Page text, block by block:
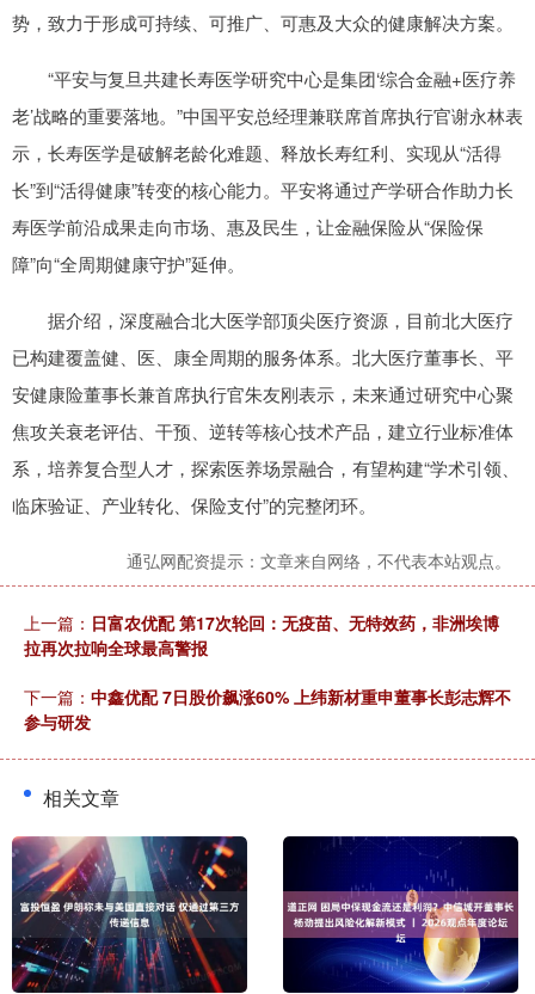
势，致力于形成可持续、可推广、可惠及大众的健康解决方案。
“平安与复旦共建长寿医学研究中心是集团‘综合金融+医疗养
老’战略的重要落地。”中国平安总经理兼联席首席执行官谢永林表
示，长寿医学是破解老龄化难题、释放长寿红利、实现从“活得
长”到“活得健康”转变的核心能力。平安将通过产学研合作助力长
寿医学前沿成果走向市场、惠及民生，让金融保险从“保险保
障”向“全周期健康守护”延伸。
据介绍，深度融合北大医学部顶尖医疗资源，目前北大医疗
已构建覆盖健、医、康全周期的服务体系。北大医疗董事长、平
安健康险董事长兼首席执行官朱友刚表示，未来通过研究中心聚
焦攻关衰老评估、干预、逆转等核心技术产品，建立行业标准体
系，培养复合型人才，探索医养场景融合，有望构建“学术引领、
临床验证、产业转化、保险支付”的完整闭环。
通弘网配资提示：文章来自网络，不代表本站观点。
上一篇： 日富农优配 第17次轮回：无疫苗、无特效药，非洲埃博
拉再次拉响全球最高警报
下一篇： 中鑫优配 7日股价飙涨60% 上纬新材重申董事长彭志辉不
参与研发
相关文章